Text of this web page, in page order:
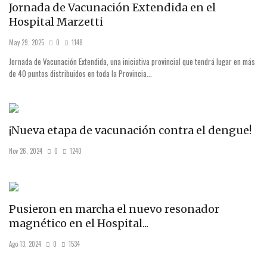
Jornada de Vacunación Extendida en el
Hospital Marzetti
May 29, 2025 0 1148
Jornada de Vacunación Extendida, una iniciativa provincial que tendrá lugar en más
de 40 puntos distribuidos en toda la Provincia...
¡Nueva etapa de vacunación contra el dengue!
Nov 26, 2024 0 1240
Pusieron en marcha el nuevo resonador
magnético en el Hospital...
Ago 13, 2024 0 1534